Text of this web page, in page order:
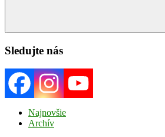
Search
Sledujte nás
Najnovšie
Archív